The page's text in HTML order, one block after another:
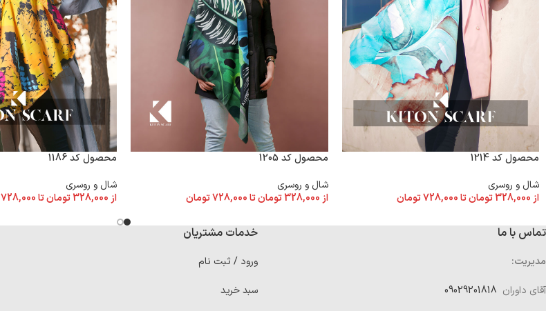
محصول کد 1214
شال و روسری
از 328,000تومانتا728,000تومان
محصول کد 1205
شال و روسری
از 328,000 تومانتا728,000تومان
محصول کد 1186
شال و روسری
از 328,000تومانتا728,000
تماس با ما
مدیریت:
آقای داوران
خدمات مشتریان
ورود / ثبت نام
سبد خرید